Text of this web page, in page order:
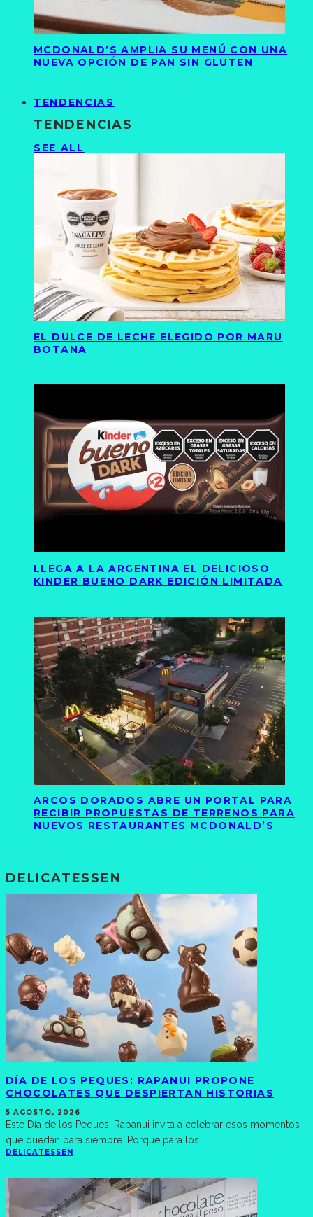
MCDONALD’S AMPLIA SU MENÚ CON UNA
NUEVA OPCIÓN DE PAN SIN GLUTEN
TENDENCIAS
TENDENCIAS
SEE ALL
EL DULCE DE LECHE ELEGIDO POR MARU
BOTANA
LLEGA A LA ARGENTINA EL DELICIOSO
KINDER BUENO DARK EDICIÓN LIMITADA
ARCOS DORADOS ABRE UN PORTAL PARA
RECIBIR PROPUESTAS DE TERRENOS PARA
NUEVOS RESTAURANTES MCDONALD’S
DELICATESSEN
DÍA DE LOS PEQUES: RAPANUI PROPONE
CHOCOLATES QUE DESPIERTAN HISTORIAS
5 AGOSTO, 2026
Este Día de los Peques, Rapanui invita a celebrar esos momentos
que quedan para siempre. Porque para los
DELICATESSEN